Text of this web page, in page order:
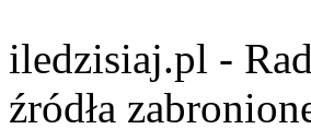
iledzisiaj.pl -
źródła